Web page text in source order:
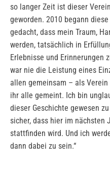
so langer Zeit ist dieser
geworden. 2010 begann
gedacht, dass mein Traum,
werden, tatsächlich in
Erlebnisse und Erinnerungen
war nie die Leistung eines
allen gemeinsam – als
ihr alle gemeint. Ich bin
dieser Geschichte gewesen
sicher, dass hier im
stattfinden wird. Und ich
dann dabei zu sein.“